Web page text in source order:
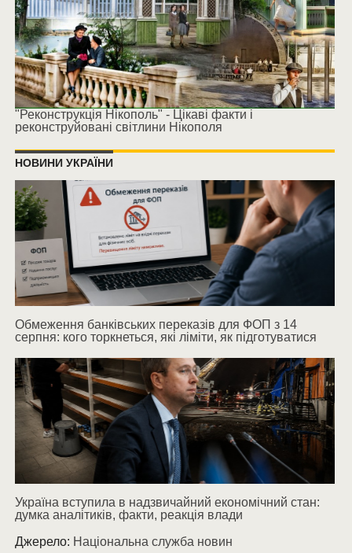
"Реконструкція Нікополь" - Цікаві факти і
реконструйовані світлини Нікополя
НОВИНИ УКРАЇНИ
Обмеження банківських переказів для ФОП з 14
серпня: кого торкнеться, які ліміти, як підготуватися
Україна вступила в надзвичайний економічний стан:
думка аналітиків, факти, реакція влади
Джерело: Національна служба новин